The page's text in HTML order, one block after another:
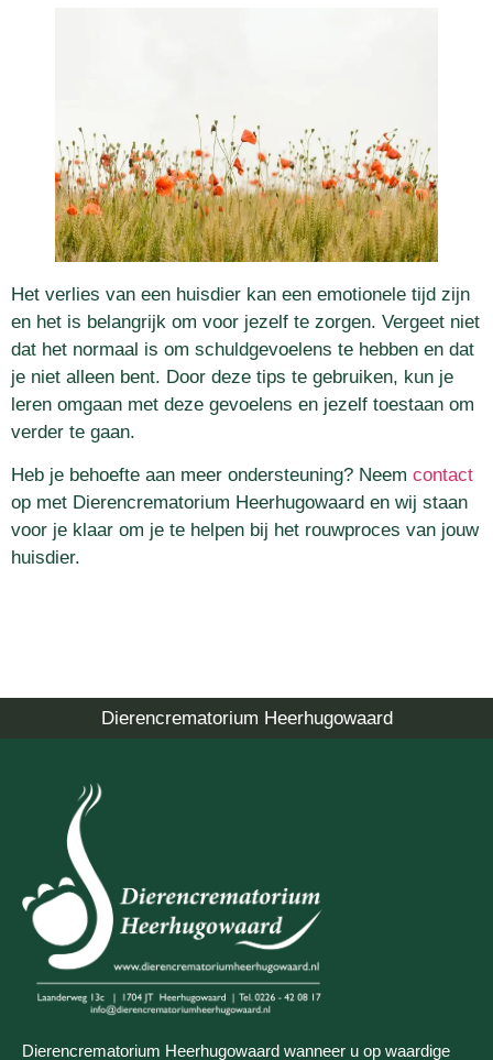
Het verlies van een huisdier kan een emotionele tijd zijn
en het is belangrijk om voor jezelf te zorgen. Vergeet niet
dat het normaal is om schuldgevoelens te hebben en dat
je niet alleen bent. Door deze tips te gebruiken, kun je
leren omgaan met deze gevoelens en jezelf toestaan ​​om
verder te gaan.
Heb je behoefte aan meer ondersteuning? Neem contact
op met Dierencrematorium Heerhugowaard en wij staan
voor je klaar om je te helpen bij het rouwproces van jouw
huisdier.
Dierencrematorium Heerhugowaard
Dierencrematorium Heerhugowaard wanneer u op waardige